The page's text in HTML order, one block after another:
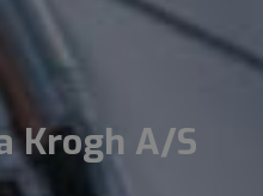
Krogh A/S